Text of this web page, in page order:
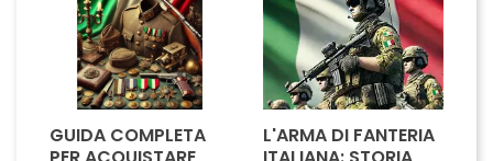
stabile....
GUIDA COMPLETA
L'ARMA DI FANTERIA